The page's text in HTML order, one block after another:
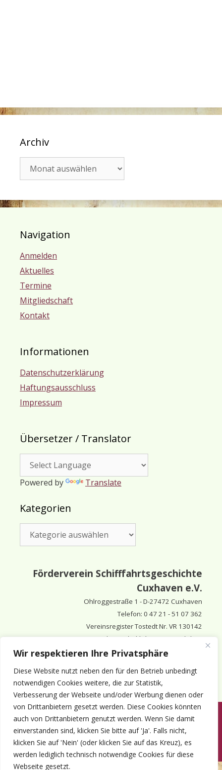
Wir respektieren Ihre Privatsphäre
Diese Website nutzt neben den für den Betrieb unbedingt
notwendigen Cookies weitere, die zur Statistik,
Verbesserung der Webseite und/oder Werbung dienen oder
von Drittanbietern gesetzt werden. Diese Cookies könnten
auch von Drittanbietern genutzt werden. Wenn Sie damit
einverstanden sind, klicken Sie bitte auf 'Ja'. Falls nicht,
klicken Sie auf 'Nein' (oder klicken Sie auf das Kreuz), es
werden lediglich technisch notwendige Cookies für diese
Webseite gesetzt.
Archiv
Navigation
Anmelden
Aktuelles
Termine
Mitgliedschaft
Kontakt
Informationen
Datenschutzerklärung
Haftungsausschluss
Impressum
Übersetzer / Translator
Powered by Translate
Kategorien
Förderverein Schifffahrtsgeschichte
Cuxhaven e.V.
Ohlroggestraße 1 - D-27472 Cuxhaven
Telefon: 0 47 21 - 51 07 362
Vereinsregister Tostedt Nr. VR 130142
Vorsitzender & inhaltlich Verantwortlicher:
Horst Huthsfeldt
Stellv. Vorsitzender: Eberhard Hewicker
Anmelden Aktuelles Termine Mitgliedschaft
Kontakt
© 1980-2026 Förderverein Schifffahrtsgeschichte Cuxhaven e.V. · ©
2022-2026 made and supported by Intercura